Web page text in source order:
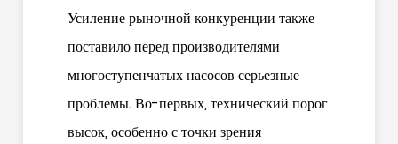
Усиление рыночной конкуренции также
поставило перед производителями
многоступенчатых насосов серьезные
проблемы. Во-первых, технический порог
высок, особенно с точки зрения